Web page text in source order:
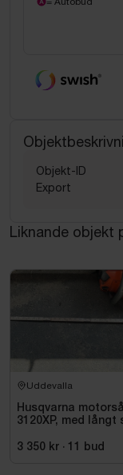
Objekt-ID
Export
Liknande objekt
Uddevalla
Husqvarna
3120XP, med långt
3 350 kr · 11 bud